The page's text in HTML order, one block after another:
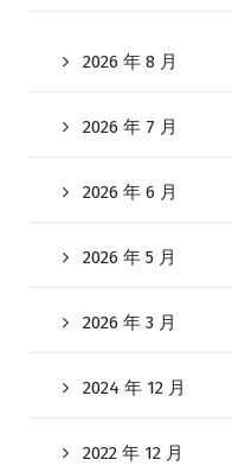
2026 年 8 月
2026 年 7 月
2026 年 6 月
2026 年 5 月
2026 年 3 月
2024 年 12 月
2022 年 12 月